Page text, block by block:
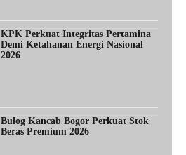
KPK Perkuat Integritas Pertamina
Demi Ketahanan Energi Nasional
2026
Bulog Kancab Bogor Perkuat Stok
Beras Premium 2026